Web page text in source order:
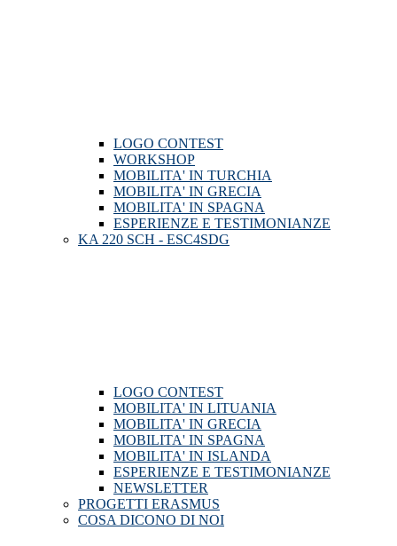
LOGO CONTEST
WORKSHOP
MOBILITA' IN TURCHIA
MOBILITA' IN GRECIA
MOBILITA' IN SPAGNA
ESPERIENZE E TESTIMONIANZE
KA 220 SCH - ESC4SDG
LOGO CONTEST
MOBILITA' IN LITUANIA
MOBILITA' IN GRECIA
MOBILITA' IN SPAGNA
MOBILITA' IN ISLANDA
ESPERIENZE E TESTIMONIANZE
NEWSLETTER
PROGETTI ERASMUS
COSA DICONO DI NOI